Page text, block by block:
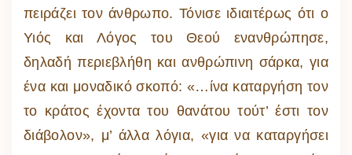
πειράζει τον άνθρωπο. Τόνισε ιδιαιτέρως ότι ο
Υιός και Λόγος του Θεού ενανθρώπησε,
δηλαδή περιεβλήθη και ανθρώπινη σάρκα, για
ένα και μοναδικό σκοπό: «…ίνα καταργήση τον
το κράτος έχοντα του θανάτου τούτ’ έστι τον
διάβολον», μ’ άλλα λόγια, «για να καταργήσει